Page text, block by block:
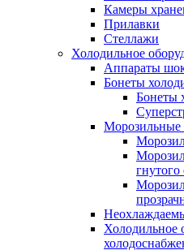
Камеры
Прилавки
Стеллажи
Холодильное
Аппараты
Бонеты
Бонеты
Морозильные
гнутого
Холодильное